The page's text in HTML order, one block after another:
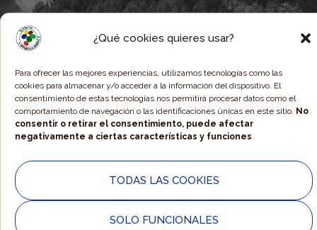
¿Qué cookies quieres usar?
Para ofrecer las mejores experiencias, utilizamos tecnologías como las
cookies para almacenar y/o acceder a la información del dispositivo. El
consentimiento de estas tecnologías nos permitirá procesar datos como el
comportamiento de navegación o las identificaciones únicas en este sitio. No
consentir o retirar el consentimiento, puede afectar
negativamente a ciertas características y funciones.
TODAS LAS COOKIES
SOLO FUNCIONALES
© 2025 Ayuntamiento de Alpartir - Diseño Web por
Política de Cookies | Política de Privacidad y Aviso Legal